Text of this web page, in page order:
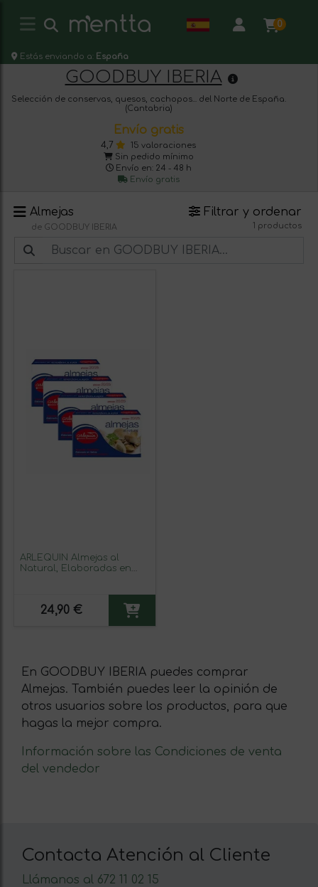
0
Estás enviando a: España
GOODBUY IBERIA
Selección de conservas, quesos, cachopos... del Norte de España.
(Cantabria)
Envío gratis
4,7
15 valoraciones
Sin pedido mínimo
Envío en: 24 - 48 h
Envío gratis
Almejas
de GOODBUY IBERIA
Filtrar y ordenar
1 productos
ARLEQUIN Almejas al
Natural, Elaboradas en
24,90 €
En GOODBUY IBERIA puedes comprar
Almejas. También puedes leer la opinión de
otros usuarios sobre los productos, para que
hagas la mejor compra.
Información sobre las Condiciones de venta
del vendedor
Contacta Atención al Cliente
Llámanos al 672 11 02 15